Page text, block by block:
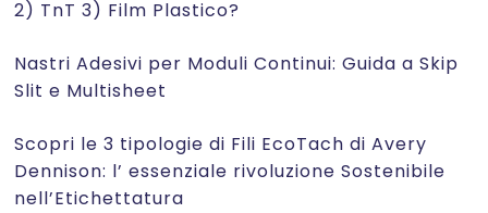
2) TnT 3) Film Plastico?
Nastri Adesivi per Moduli Continui: Guida a Skip
Slit e Multisheet
Scopri le 3 tipologie di Fili EcoTach di Avery
Dennison: l’ essenziale rivoluzione Sostenibile
nell’Etichettatura